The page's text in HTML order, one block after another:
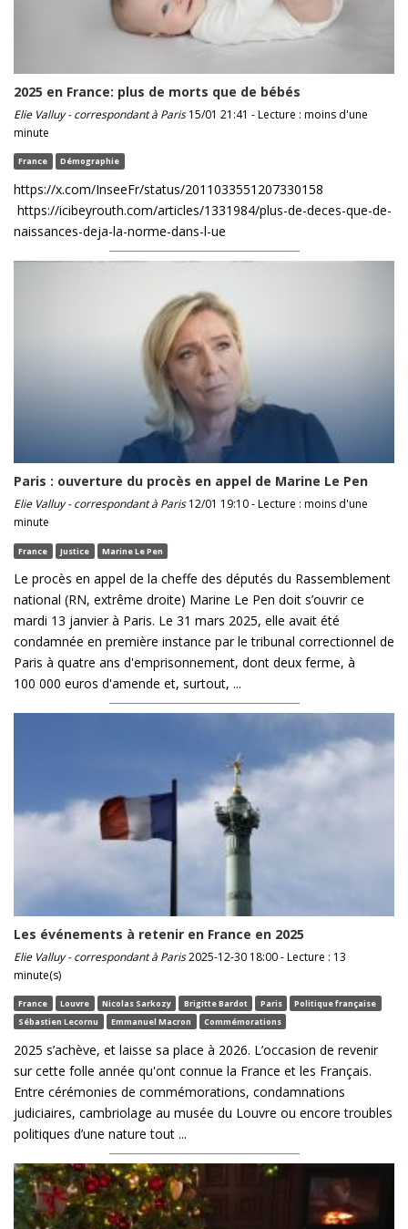
2025 en France: plus de morts que de bébés
Elie Valluy - correspondant à Paris15/01 21:41 - Lecture : moins d'une
minute
France Démographie
https://x.com/InseeFr/status/2011033551207330158
https://icibeyrouth.com/articles/1331984/plus-de-deces-que-de-
naissances-deja-la-norme-dans-l-ue
Paris : ouverture du procès en appel de Marine Le Pen
Elie Valluy - correspondant à Paris12/01 19:10 - Lecture : moins d'une
minute
France Justice Marine Le Pen
Le procès en appel de la cheffe des députés du Rassemblement
national (RN, extrême droite) Marine Le Pen doit s’ouvrir ce
mardi 13 janvier à Paris. Le 31 mars 2025, elle avait été
condamnée en première instance par le tribunal correctionnel de
Paris à quatre ans d'emprisonnement, dont deux ferme, à
100 000 euros d'amende et, surtout, ...
Les événements à retenir en France en 2025
Elie Valluy - correspondant à Paris2025-12-30 18:00 - Lecture : 13
minute(s)
France Louvre Nicolas Sarkozy Brigitte Bardot Paris
Politique française
Sébastien Lecornu
Emmanuel Macron Commémorations
2025 s’achève, et laisse sa place à 2026. L’occasion de revenir
sur cette folle année qu'ont connue la France et les Français.
Entre cérémonies de commémorations, condamnations
judiciaires, cambriolage au musée du Louvre ou encore troubles
politiques d’une nature tout ...